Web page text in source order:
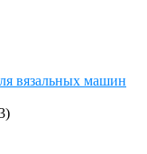
вязальных машин